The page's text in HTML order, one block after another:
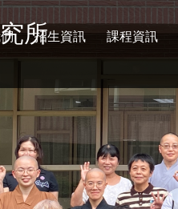
所招生資訊 課程資訊